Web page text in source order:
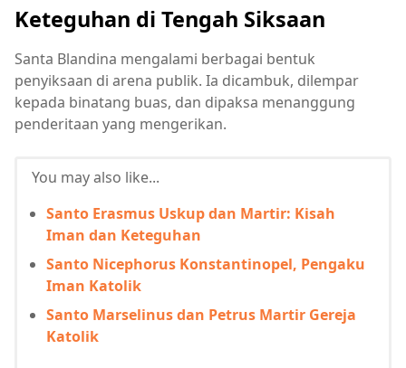
Keteguhan di Tengah Siksaan
Santa Blandina mengalami berbagai bentuk
penyiksaan di arena publik. Ia dicambuk, dilempar
kepada binatang buas, dan dipaksa menanggung
penderitaan yang mengerikan.
You may also like...
Santo Erasmus Uskup dan Martir: Kisah
Iman dan Keteguhan
Santo Nicephorus Konstantinopel, Pengaku
Iman Katolik
Santo Marselinus dan Petrus Martir Gereja
Katolik